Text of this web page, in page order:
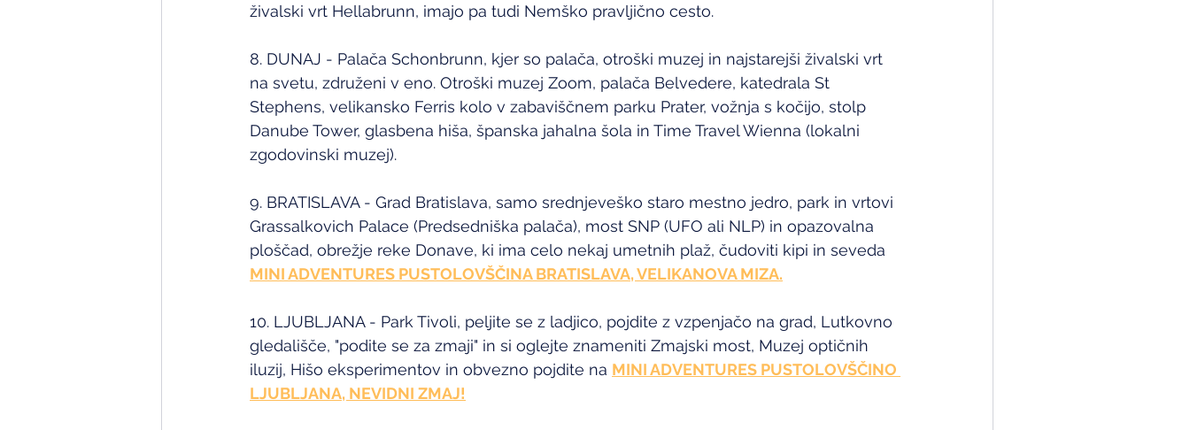
živalski vrt Hellabrunn, imajo pa tudi Nemško pravljično cesto.
8. DUNAJ - Palača Schonbrunn, kjer so palača, otroški muzej in najstarejši živalski vrt
na svetu, združeni v eno. Otroški muzej Zoom, palača Belvedere, katedrala St
Stephens, velikansko Ferris kolo v zabaviščnem parku Prater, vožnja s kočijo, stolp
Danube Tower, glasbena hiša, španska jahalna šola in Time Travel Wienna (lokalni
zgodovinski muzej).
9. BRATISLAVA - Grad Bratislava, samo srednjeveško staro mestno jedro, park in vrtovi
Grassalkovich Palace (Predsedniška palača), most SNP (UFO ali NLP) in opazovalna
ploščad, obrežje reke Donave, ki ima celo nekaj umetnih plaž, čudoviti kipi in seveda
MINI ADVENTURES PUSTOLOVŠČINA BRATISLAVA, VELIKANOVA MIZA.
10. LJUBLJANA - Park Tivoli, peljite se z ladjico, pojdite z vzpenjačo na grad, Lutkovno
gledališče, "podite se za zmaji" in si oglejte znameniti Zmajski most, Muzej optičnih
iluzij, Hišo eksperimentov in obvezno pojdite na MINI ADVENTURES PUSTOLOVŠČINO
LJUBLJANA, NEVIDNI ZMAJ!